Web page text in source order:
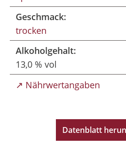
Geschmack:
trocken
Alkoholgehalt:
13,0 % vol
↗ Nährwertangaben
Datenblatt